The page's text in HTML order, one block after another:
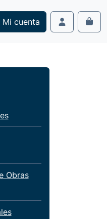
Mi cuenta
Account
Cart
Obras